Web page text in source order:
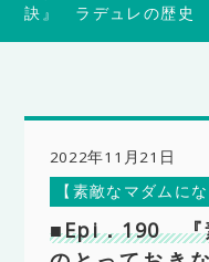
訣』 ラデュレの歴史
2022年11月21日
【素敵なマダムに
■Epi．190 『